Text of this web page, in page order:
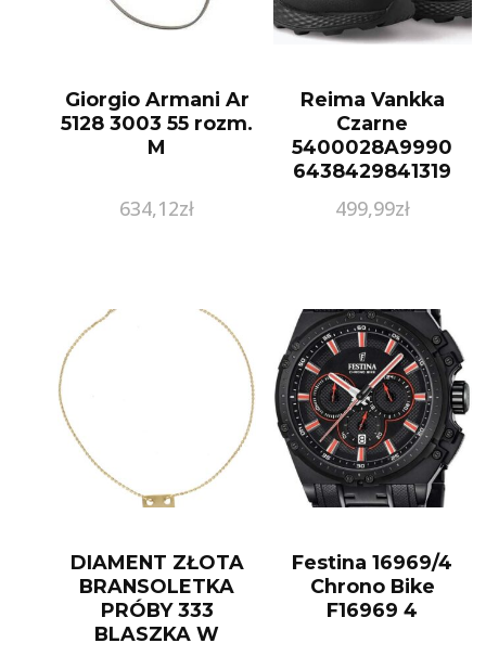
Giorgio Armani Ar
5128 3003 55 rozm.
M
634,12zł
Reima Vankka
Czarne
5400028A9990
6438429841319
499,99zł
DIAMENT ZŁOTA
BRANSOLETKA
PRÓBY 333
BLASZKA W
Festina 16969/4
Chrono Bike
F16969 4